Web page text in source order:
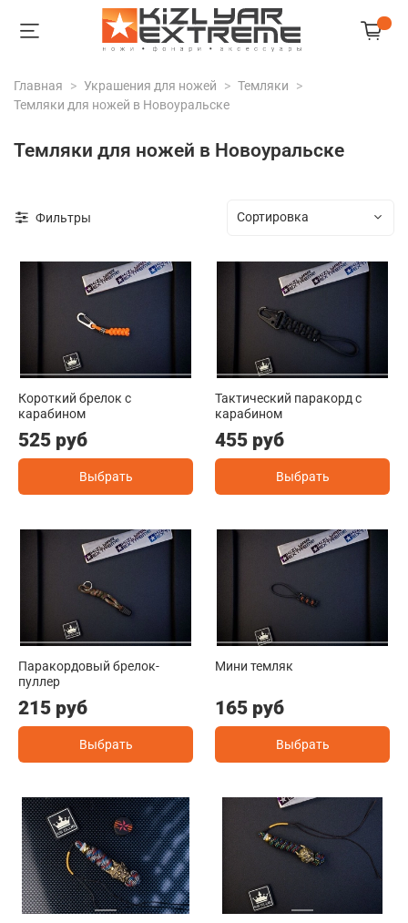
Главная Украшения для ножей
Темляки
Темляки для ножей в Новоуральске
Темляки для ножей в Новоуральске
Фильтры
Короткий брелок с
карабином
525 руб
Выбрать
Тактический паракорд с
карабином
455 руб
Выбрать
Паракордовый брелок-
пуллер
215 руб
Выбрать
Мини темляк
165 руб
Выбрать